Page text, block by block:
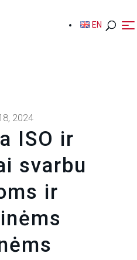
EN
EN
2024
ISO ir
svarbu
ir